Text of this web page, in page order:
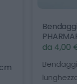
Bendaggio
PHARMAFIORE
da 4,00 € a
Bendaggio
lunghezza